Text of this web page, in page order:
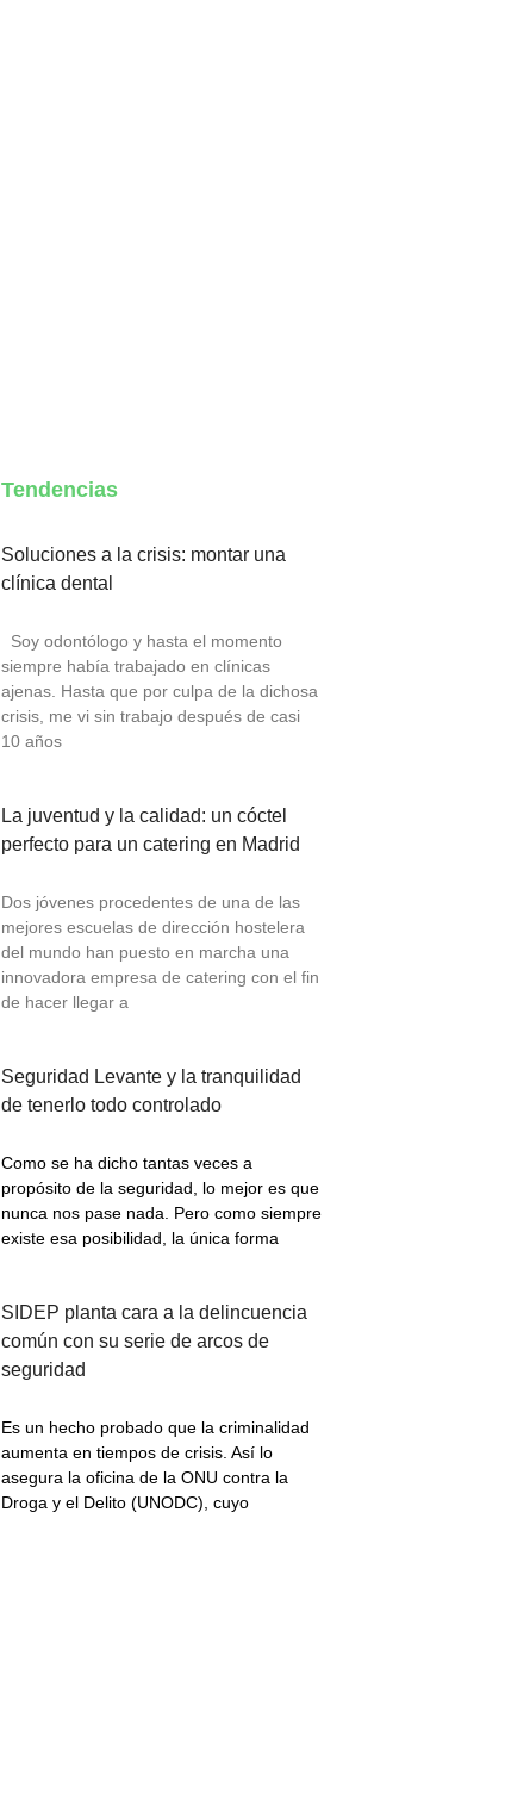
Tendencias
Soluciones a la crisis: montar una
clínica dental
Soy odontólogo y hasta el momento
siempre había trabajado en clínicas
ajenas. Hasta que por culpa de la dichosa
crisis, me vi sin trabajo después de casi
10 años
La juventud y la calidad: un cóctel
perfecto para un catering en Madrid
Dos jóvenes procedentes de una de las
mejores escuelas de dirección hostelera
del mundo han puesto en marcha una
innovadora empresa de catering con el fin
de hacer llegar a
Seguridad Levante y la tranquilidad
de tenerlo todo controlado
Como se ha dicho tantas veces a
propósito de la seguridad, lo mejor es que
nunca nos pase nada. Pero como siempre
existe esa posibilidad, la única forma
SIDEP planta cara a la delincuencia
común con su serie de arcos de
seguridad
Es un hecho probado que la criminalidad
aumenta en tiempos de crisis. Así lo
asegura la oficina de la ONU contra la
Droga y el Delito (UNODC), cuyo